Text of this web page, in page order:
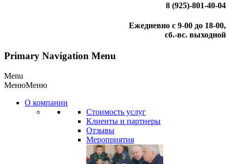
8 (925)-801-40-04
Ежедневно с 9-00 до 18-00,
сб.-вс. выходной
Primary Navigation Menu
Menu
МенюМеню
О компании
Стоимость услуг
Клиенты и партнеры
Отзывы
Мероприятия